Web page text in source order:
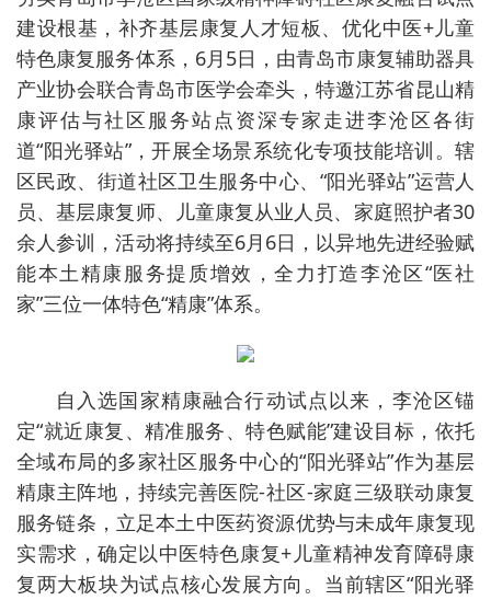
建设根基，补齐基层康复人才短板、优化中医+儿童
特色康复服务体系，6月5日，由青岛市康复辅助器具
产业协会联合青岛市医学会牵头，特邀江苏省昆山精
康评估与社区服务站点资深专家走进李沧区各街
道“阳光驿站”，开展全场景系统化专项技能培训。辖
区民政、街道社区卫生服务中心、“阳光驿站”运营人
员、基层康复师、儿童康复从业人员、家庭照护者30
余人参训，活动将持续至6月6日，以异地先进经验赋
能本土精康服务提质增效，全力打造李沧区“医社
家”三位一体特色“精康”体系。
自入选国家精康融合行动试点以来，李沧区锚
定“就近康复、精准服务、特色赋能”建设目标，依托
全域布局的多家社区服务中心的“阳光驿站”作为基层
精康主阵地，持续完善医院-社区-家庭三级联动康复
服务链条，立足本土中医药资源优势与未成年康复现
实需求，确定以中医特色康复+儿童精神发育障碍康
复两大板块为试点核心发展方向。当前辖区“阳光驿